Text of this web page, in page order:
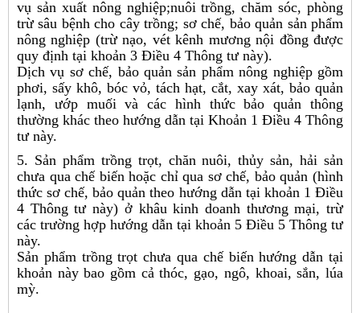
vụ sản xuất nông nghiệp;nuôi trồng, chăm sóc, phòng
trừ sâu bệnh cho cây trồng; sơ chế, bảo quản sản phẩm
nông nghiệp (trừ nạo, vét kênh mương nội đồng được
quy định tại khoản 3 Điều 4 Thông tư này).
Dịch vụ sơ chế, bảo quản sản phẩm nông nghiệp gồm
phơi, sấy khô, bóc vỏ, tách hạt, cắt, xay xát, bảo quản
lạnh, ướp muối và các hình thức bảo quản thông
thường khác theo hướng dẫn tại Khoản 1 Điều 4 Thông
tư này.
5. Sản phẩm trồng trọt, chăn nuôi, thủy sản, hải sản
chưa qua chế biến hoặc chỉ qua sơ chế, bảo quản (hình
thức sơ chế, bảo quản theo hướng dẫn tại khoản 1 Điều
4 Thông tư này) ở khâu kinh doanh thương mại, trừ
các trường hợp hướng dẫn tại khoản 5 Điều 5 Thông tư
này.
Sản phẩm trồng trọt chưa qua chế biến hướng dẫn tại
khoản này bao gồm cả thóc, gạo, ngô, khoai, sắn, lúa
mỳ.